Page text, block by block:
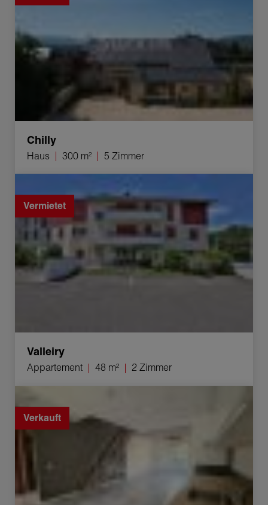
Chilly
Haus 300 m² 5 Zimmer
Vermietet
Valleiry
Appartement 48 m² 2 Zimmer
Verkauft